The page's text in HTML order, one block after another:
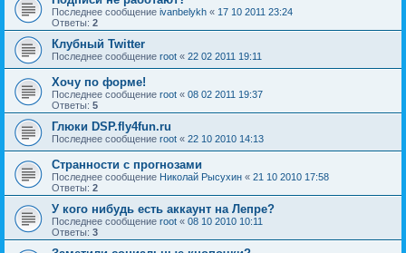
Последнее сообщение ivanbelykh « 17 10 2011 23:24
Ответы: 2
Клубный Twitter
Последнее сообщение root « 22 02 2011 19:11
Хочу по форме!
Последнее сообщение root « 08 02 2011 19:37
Ответы: 5
Глюки DSP.fly4fun.ru
Последнее сообщение root « 22 10 2010 14:13
Странности с прогнозами
Последнее сообщение Николай Рысухин « 21 10 2010 17:58
Ответы: 2
У кого нибудь есть аккаунт на Лепре?
Последнее сообщение root « 08 10 2010 10:11
Ответы: 3